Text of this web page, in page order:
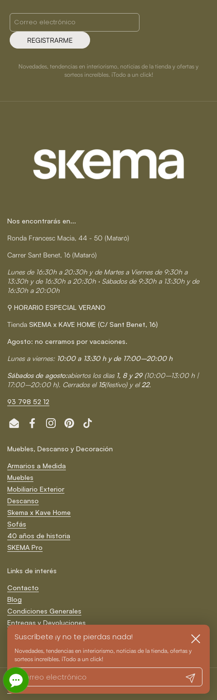
REGISTRARME
Novedades, tendencias en interiorismo, noticias de la tienda y ofertas y
sorteos increíbles. ¡Todo a un click!
Nos encontrarás en...
Ronda Francesc Macia, 44 - 50 (Mataró)
Carrer Sant Benet, 16 (Mataró)
Lunes de 16:30h a 20:30h y de Martes a Viernes de 9:30h a
13:30h y de 16:30h a 20:30h · Sábados de 9:30h a 13:30h y de
16:30h a 20:00h
⚲ HORARIO ESPECIAL VERANO
Tienda SKEMA x KAVE HOME (C/ Sant Benet, 16)
Agosto: no cerramos por vacaciones.
Lunes a viernes: 10:00 a 13:30 h y de 17:00–20:00 h
Sábados de agosto:abiertos los días 1, 8 y 29 (10:00–13:00 h |
17:00–20:00 h). Cerrados el 15(festivo) y el22.
93 798 52 12
Email FacebookInstagramPinterestTikTok
Muebles, Descanso y Decoración
Armarios a Medida
Muebles
Mobiliario Exterior
Descanso
Skema x Kave Home
Sofás
40 años de historia
SKEMA Pro
Links de interés
Contacto
Blog
Condiciones Generales
Entregas y Devoluciones
Formas de Pago
Derechos de autor © 2026
Tecnología de Shopify
Suscríbete ¡y no te pierdas nada!
Novedades, tendencias en interiorismo, noticias de la tienda, ofertas y
sorteos increíbles. ¡Todo a un click!
Registrarme
Cerrar